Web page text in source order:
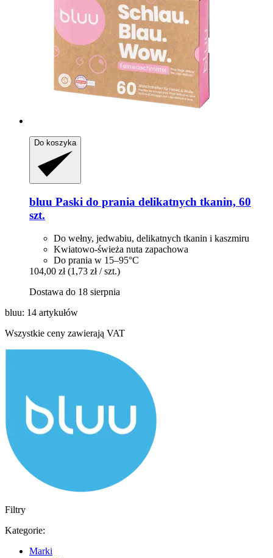
Do koszyka
bluu Paski do prania delikatnych tkanin, 60
szt.
Do wełny, jedwabiu, delikatnych tkanin i kaszmiru
Kwiatowo-świeża nuta zapachowa
Do prania w 15–95°C
104,00 zł (1,73 zł / szt.)
Dostawa do 18 sierpnia
bluu: 14 artykułów
Wszystkie ceny zawierają VAT
Filtry
Kategorie:
Marki